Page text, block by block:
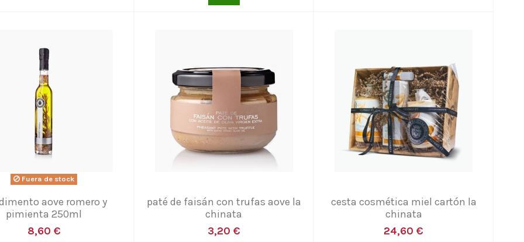
Fuera de stock
aove romero y
pimienta 250ml
8,60 €
paté de faisán con trufas aove la
chinata
3,20 €
cesta cosmética miel cartón la
chinata
24,60 €